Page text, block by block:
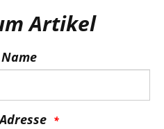
Artikel